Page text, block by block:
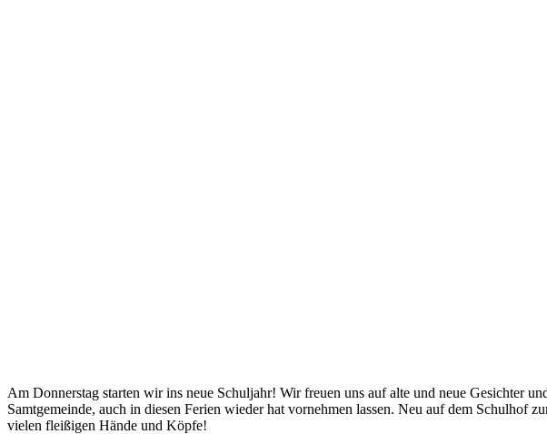
Am Donnerstag starten wir ins neue Schuljahr! Wir freuen uns auf alte und neue Gesichter
Samtgemeinde, auch in diesen Ferien wieder hat vornehmen lassen. Neu auf dem Schulhof
vielen fleißigen Hände und Köpfe!